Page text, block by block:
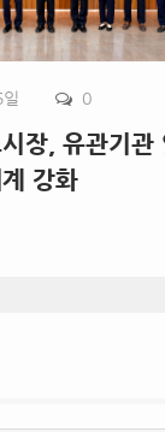
0
장, 유관기관
강화